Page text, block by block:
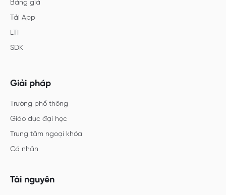
Bảng giá
Tải App
LTI
SDK
Giải pháp
Trường phổ thông
Giáo dục đại học
Trung tâm ngoại khóa
Cá nhân
Tài nguyên